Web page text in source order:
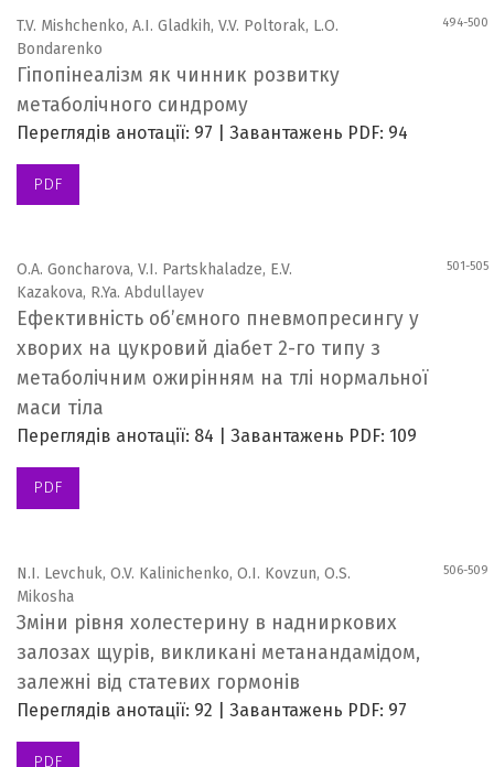
T.V. Mishchenko, A.I. Gladkih, V.V. Poltorak, L.O.
Bondarenko
494-500
Гіпопінеалізм як чинник розвитку
метаболічного синдрому
Переглядів анотації: 97 | Завантажень PDF: 94
PDF
O.A. Goncharova, V.I. Partskhaladze, E.V.
Kazakova, R.Ya. Abdullayev
501-505
Ефективність об’ємного пневмопресингу у
хворих на цукровий діабет 2-го типу з
метаболічним ожирінням на тлі нормальної
маси тіла
Переглядів анотації: 84 | Завантажень PDF: 109
PDF
N.I. Levchuk, O.V. Kalinichenko, O.I. Kovzun, O.S.
Mikosha
506-509
Зміни рівня холестерину в надниркових
залозах щурів, викликані метанандамідом,
залежні від статевих гормонів
Переглядів анотації: 92 | Завантажень PDF: 97
PDF